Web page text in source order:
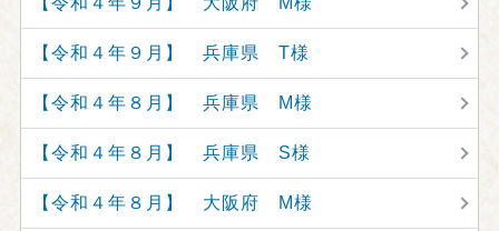
【令和４年９月】 兵庫県 T様
【令和４年８月】 兵庫県 M様
【令和４年８月】 兵庫県 S様
【令和４年８月】 大阪府 M様